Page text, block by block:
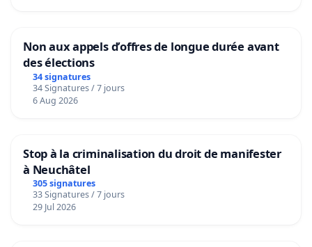
Non aux appels d’offres de longue durée avant
des élections
34 signatures
34 Signatures / 7 jours
6 Aug 2026
Stop à la criminalisation du droit de manifester
à Neuchâtel
305 signatures
33 Signatures / 7 jours
29 Jul 2026